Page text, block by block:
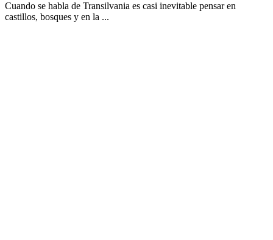
Cuando se habla de Transilvania es casi inevitable pensar en
castillos, bosques y en la ...